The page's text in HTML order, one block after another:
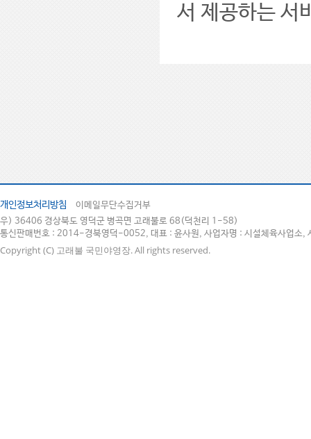
서 제공하는 서
개인정보처리방침
이메일무단수집거부
우) 36406 경상북도 영덕군 병곡면 고래불로 68(덕천리 1-58)
통신판매번호 : 2014-경북영덕-0052, 대표 : 윤사원, 사업자명 : 시설체육사업
Copyright (C) 고래불 국민야영장. All rights reserved.